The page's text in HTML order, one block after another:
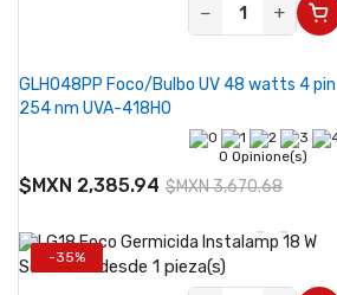
−
+
GLHO48PP Foco/Bulbo UV 48 watts 4
254 nm UVA-418HO
0 Opinione(s)
$MXN 2,385.94 $MXN 3,670.68
-35%
Se vende desde 1 pieza(s)